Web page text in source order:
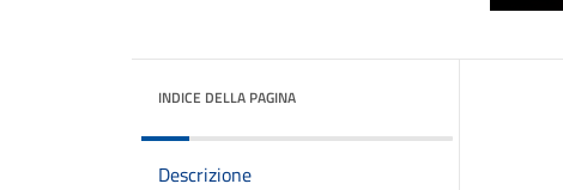
INDICE DELLA PAGINA
Descrizione